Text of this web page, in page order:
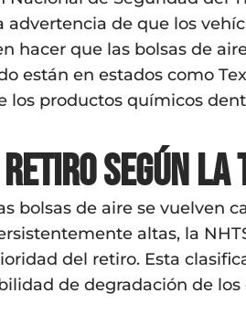
advertencia de que los
hacer que las bolsas de
están en estados como
los productos químicos
según la
bolsas de aire se vuelven
altas, la
del retiro. Esta
de degradación de